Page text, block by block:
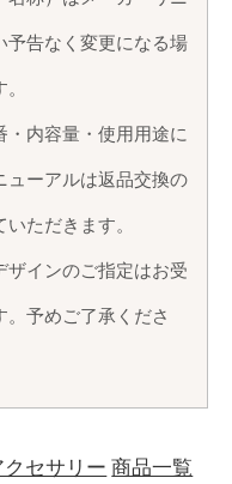
予告なく変更になる場
・内容量・使用用途に
ューアルは返品交換の
ただきます。
ザインのご指定はお受
。予めご了承くださ
クセサリー 商品一覧